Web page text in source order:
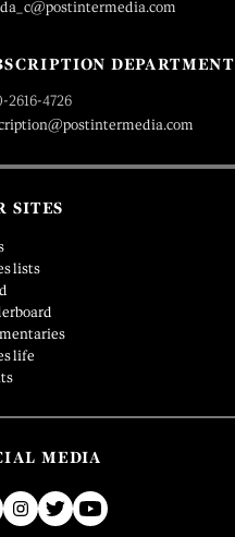
DEPARTMENT
2616-4726
SITES
lists
life
MEDIA